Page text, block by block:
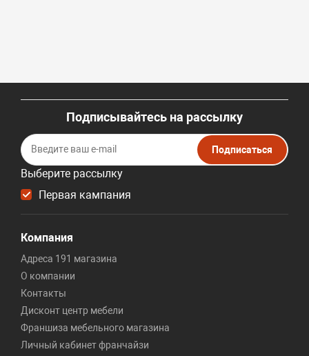
Подписывайтесь на рассылку
Выберите рассылку
Первая кампания
Подписаться
Компания
Адреса 191 магазина
О компании
Контакты
Дисконт центр мебели
Франшиза мебельного магазина
Личный кабинет франчайзи